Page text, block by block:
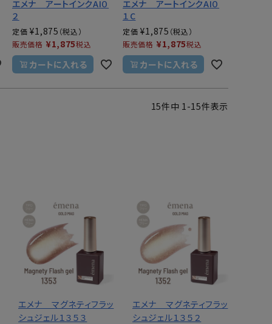
エメナ アートインクAI０
２
定価 ¥1,875
販売価格 ¥1,875税込
カートに入れる
エメナ アートインクAI０
１C
定価 ¥1,875
販売価格 ¥1,875税込
カートに入れる
15件中 1-15件表示
エメナ マグネティフラッ
シュジェル１３５３
エメナ マグネティフラッ
シュジェル１３５２